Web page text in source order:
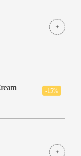
-15%